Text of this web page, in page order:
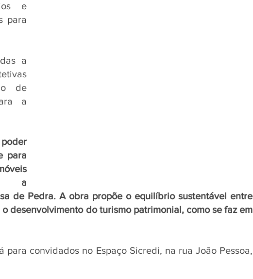
e
para
a
de
a
para
a
de Pedra. A obra propõe o equilíbrio sustentável entre
desenvolvimento do turismo patrimonial, como se faz em
para convidados no Espaço Sicredi, na rua João Pessoa,